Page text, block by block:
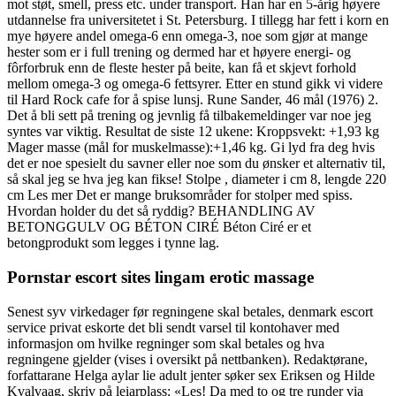
mot støt, smell, press etc. under transport. Han har en 5-årig høyere
utdannelse fra universitetet i St. Petersburg. I tillegg har fett i korn en
mye høyere andel omega-6 enn omega-3, noe som gjør at mange
hester som er i full trening og dermed har et høyere energi- og
fôrforbruk enn de fleste hester på beite, kan få et skjevt forhold
mellom omega-3 og omega-6 fettsyrer. Etter en stund gikk vi videre
til Hard Rock cafe for å spise lunsj. Rune Sander, 46 mål (1976) 2.
Det å bli sett på trening og jevnlig få tilbakemeldinger var noe jeg
syntes var viktig. Resultat de siste 12 ukene: Kroppsvekt: +1,93 kg
Mager masse (mål for muskelmasse):+1,46 kg. Gi lyd fra deg hvis
det er noe spesielt du savner eller noe som du ønsker et alternativ til,
så skal jeg se hva jeg kan fikse! Stolpe , diameter i cm 8, lengde 220
cm Les mer Det er mange bruksområder for stolper med spiss.
Hvordan holder du det så ryddig? BEHANDLING AV
BETONGGULV OG BÉTON CIRÉ Béton Ciré er et
betongprodukt som legges i tynne lag.
Pornstar escort sites lingam erotic massage
Senest syv virkedager før regningene skal betales, denmark escort
service privat eskorte det bli sendt varsel til kontohaver med
informasjon om hvilke regninger som skal betales og hva
regningene gjelder (vises i oversikt på nettbanken). Redaktørane,
forfattarane Helga aylar lie adult jenter søker sex Eriksen og Hilde
Kvalvaag, skriv på leiarplass: «Les! Da med to og tre runder via